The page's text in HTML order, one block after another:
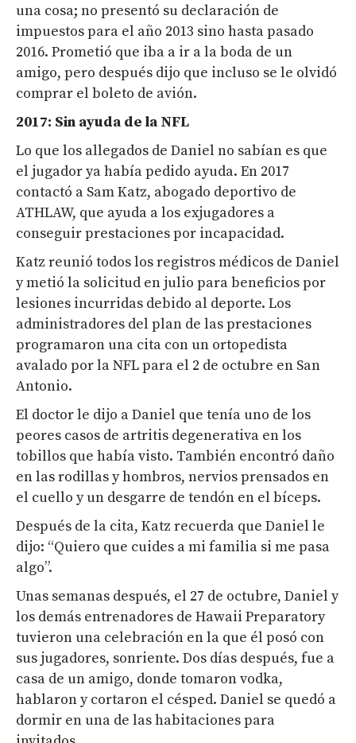
una cosa; no presentó su declaración de
impuestos para el año 2013 sino hasta pasado
2016. Prometió que iba a ir a la boda de un
amigo, pero después dijo que incluso se le olvidó
comprar el boleto de avión.
2017: Sin ayuda de la NFL
Lo que los allegados de Daniel no sabían es que
el jugador ya había pedido ayuda. En 2017
contactó a Sam Katz, abogado deportivo de
ATHLAW, que ayuda a los exjugadores a
conseguir prestaciones por incapacidad.
Katz reunió todos los registros médicos de Daniel
y metió la solicitud en julio para beneficios por
lesiones incurridas debido al deporte. Los
administradores del plan de las prestaciones
programaron una cita con un ortopedista
avalado por la NFL para el 2 de octubre en San
Antonio.
El doctor le dijo a Daniel que tenía uno de los
peores casos de artritis degenerativa en los
tobillos que había visto. También encontró daño
en las rodillas y hombros, nervios prensados en
el cuello y un desgarre de tendón en el bíceps.
Después de la cita, Katz recuerda que Daniel le
dijo: “Quiero que cuides a mi familia si me pasa
algo”.
Unas semanas después, el 27 de octubre, Daniel y
los demás entrenadores de Hawaii Preparatory
tuvieron una celebración en la que él posó con
sus jugadores, sonriente. Dos días después, fue a
casa de un amigo, donde tomaron vodka,
hablaron y cortaron el césped. Daniel se quedó a
dormir en una de las habitaciones para